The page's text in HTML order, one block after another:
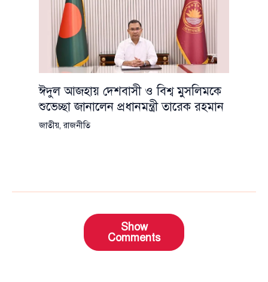
ঈদুল আজহায় দেশবাসী ও বিশ্ব মুসলিমকে
শুভেচ্ছা জানালেন প্রধানমন্ত্রী তারেক রহমান
জাতীয়,রাজনীতি
Show
Comments